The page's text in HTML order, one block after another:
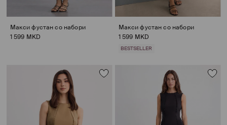
Макси фустан со набори
1 599 MKD
Макси фустан со набори
1 599 MKD
BESTSELLER